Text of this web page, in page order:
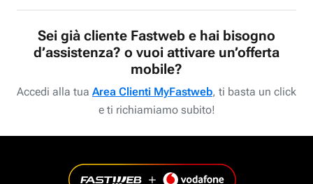
Sei già cliente Fastweb e hai bisogno
d’assistenza? o vuoi attivare un’offerta
mobile?
Accedi alla tua Area Clienti MyFastweb, ti basta un click
e ti richiamiamo subito!